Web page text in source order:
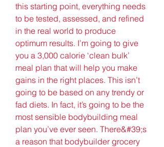
this starting point, everything needs
to be tested, assessed, and refined
in the real world to produce
optimum results. I’m going to give
you a 3,000 calorie ‘clean bulk’
meal plan that will help you make
gains in the right places. This isn’t
going to be based on any trendy or
fad diets. In fact, it’s going to be the
most sensible bodybuilding meal
plan you’ve ever seen. There&#39;s
a reason that bodybuilder grocery